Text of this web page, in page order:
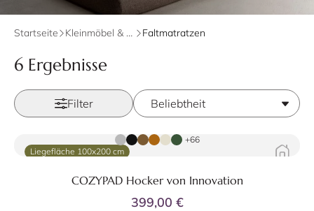
Startseite Kleinmöbel & Zubehör Faltmatratzen
6 Ergebnisse
Filter
Liegefläche 100x200 cm
Zum Produkt
+66
COZYPAD Hocker von Innovation
399,00 €